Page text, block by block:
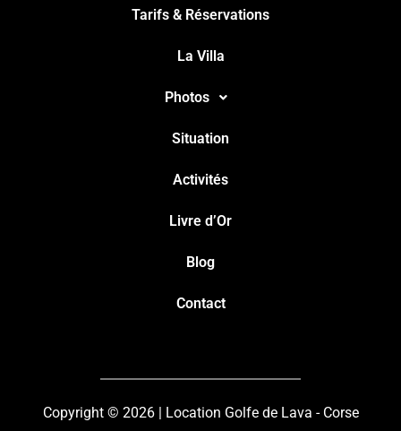
Tarifs & Réservations
La Villa
Photos
Situation
Activités
Livre d’Or
Blog
Contact
Copyright © 2026 | Location Golfe de Lava - Corse